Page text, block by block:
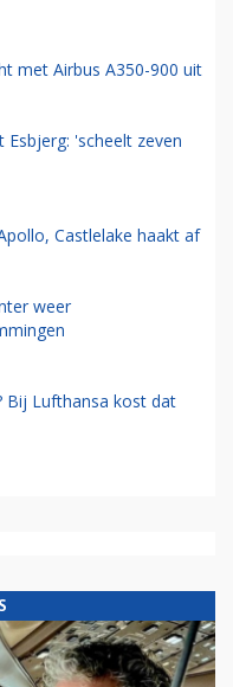
met Airbus A350-900 uit
'scheelt zeven
Castlelake haakt af
weer
Bij Lufthansa kost dat